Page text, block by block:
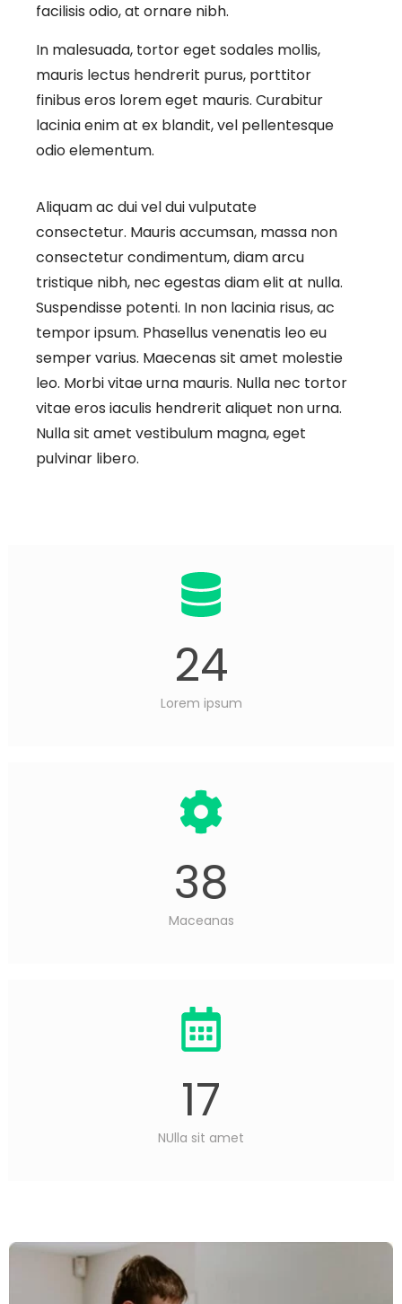
facilisis odio, at ornare nibh.
In malesuada, tortor eget sodales mollis,
mauris lectus hendrerit purus, porttitor
finibus eros lorem eget mauris. Curabitur
lacinia enim at ex blandit, vel pellentesque
odio elementum.
Aliquam ac dui vel dui vulputate
consectetur. Mauris accumsan, massa non
consectetur condimentum, diam arcu
tristique nibh, nec egestas diam elit at nulla.
Suspendisse potenti. In non lacinia risus, ac
tempor ipsum. Phasellus venenatis leo eu
semper varius. Maecenas sit amet molestie
leo. Morbi vitae urna mauris. Nulla nec tortor
vitae eros iaculis hendrerit aliquet non urna.
Nulla sit amet vestibulum magna, eget
pulvinar libero.
Lorem ipsum
24
Maceanas
38
NUlla sit amet
17